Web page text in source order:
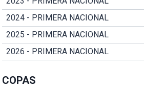
2024 - PRIMERA NACIONAL
2025 - PRIMERA NACIONAL
2026 - PRIMERA NACIONAL
COPAS